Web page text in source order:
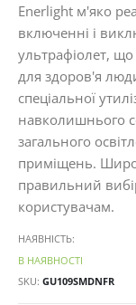
Enerlight м'яко
включенні і
ультрафіолет, що
для здоров'я
спеціальної
навколишнього
загального
приміщень.
правильний
користувачам.
НАЯВНІСТЬ:
В НАЯВНОСТІ
SKU GU109SMDNFR